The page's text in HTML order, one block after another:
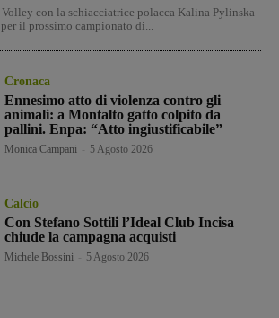
Volley con la schiacciatrice polacca Kalina Pylinska
il prossimo campionato di...
Cronaca
Ennesimo atto di violenza contro gli
animali: a Montalto gatto colpito da
pallini. Enpa: “Atto ingiustificabile”
Monica Campani 5 Agosto 2026
Calcio
Con Stefano Sottili l’Ideal Club Incisa
chiude la campagna acquisti
Michele Bossini 5 Agosto 2026